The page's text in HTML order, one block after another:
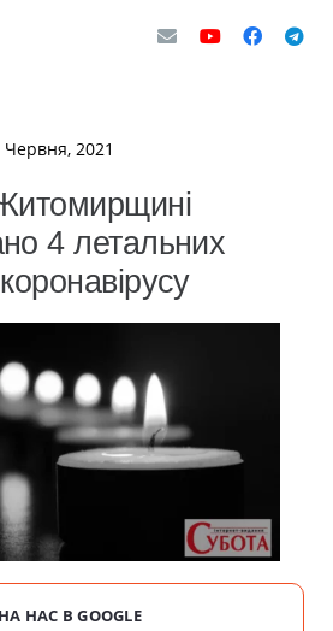
Червня, 2021
4 летальних
НАС В GOOGLE